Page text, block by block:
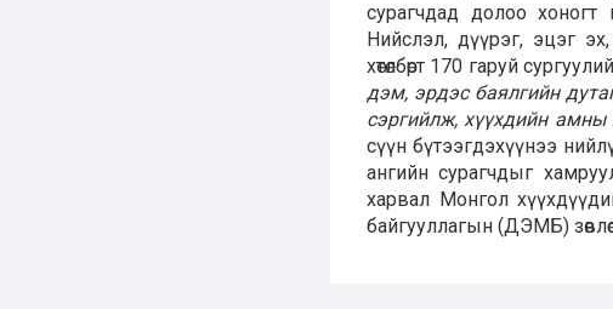
сурагчдад долоо
Нийслэл, дүүрэг, эцэг
хөтөлбөрт 170 гаруй
дэм, эрдэс баялгийн
сэргийлж, хүүхдийн амны
сүүн бүтээгдэхүүнээ
ангийн сурагчдыг
харвал Монгол
байгууллагын (ДЭМБ)